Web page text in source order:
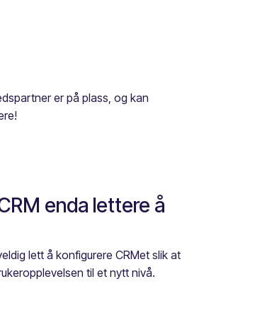
er på plass, og kan
enda lettere å
lett å konfigurere CRMet slik at
til et nytt nivå.